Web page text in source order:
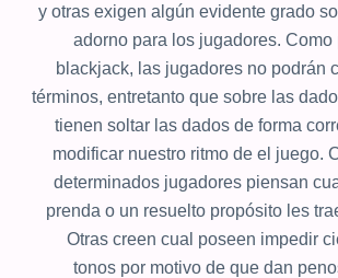
y otras exigen algún evidente grado
adorno para los jugadores. Como
blackjack, las jugadores no podrán
términos, entretanto que sobre las
tienen soltar las dados de forma
modificar nuestro ritmo de el juego.
determinados jugadores piensan
prenda o un resuelto propósito les
Otras creen cual poseen impedir
tonos por motivo de que dan